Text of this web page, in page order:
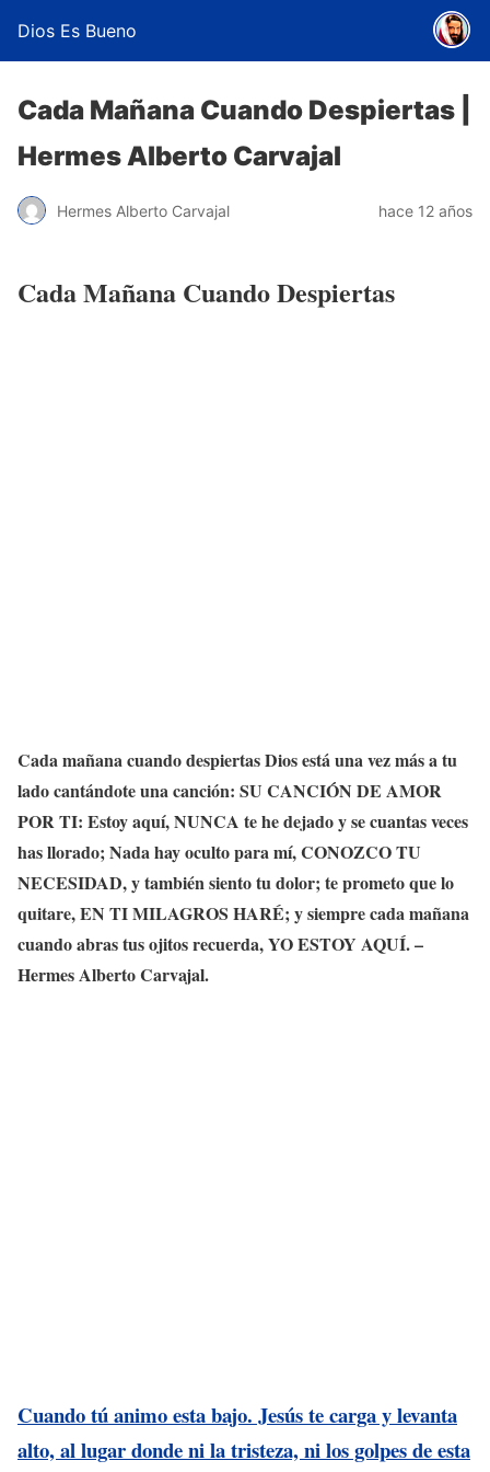
Dios Es Bueno
Cada Mañana Cuando Despiertas |
Hermes Alberto Carvajal
Hermes Alberto Carvajal hace 12 años
Cada Mañana Cuando Despiertas
Cada mañana cuando despiertas Dios está una vez más a tu
lado cantándote una canción: SU CANCIÓN DE AMOR
POR TI: Estoy aquí, NUNCA te he dejado y se cuantas veces
has llorado; Nada hay oculto para mí, CONOZCO TU
NECESIDAD, y también siento tu dolor; te prometo que lo
quitare, EN TI MILAGROS HARÉ; y siempre cada mañana
cuando abras tus ojitos recuerda, YO ESTOY AQUÍ. –
Hermes Alberto Carvajal.
Cuando tú animo esta bajo. Jesús te carga y levanta
alto, al lugar donde ni la tristeza, ni los golpes de esta